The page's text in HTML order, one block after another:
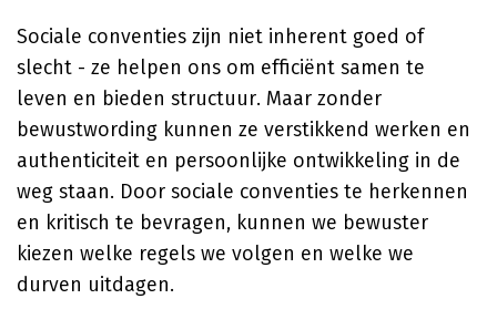
Sociale conventies zijn niet inherent goed of
slecht - ze helpen ons om efficiënt samen te
leven en bieden structuur. Maar zonder
bewustwording kunnen ze verstikkend werken en
authenticiteit en persoonlijke ontwikkeling in de
weg staan. Door sociale conventies te herkennen
en kritisch te bevragen, kunnen we bewuster
kiezen welke regels we volgen en welke we
durven uitdagen.